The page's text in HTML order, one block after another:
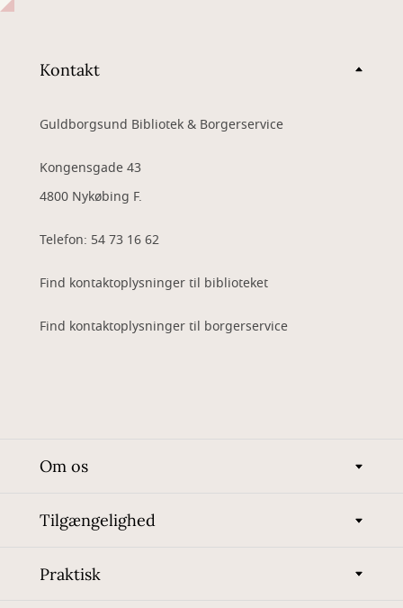
Kontakt
Guldborgsund Bibliotek & Borgerservice
Kongensgade 43
4800 Nykøbing F.
Telefon: 54 73 16 62
Find kontaktoplysninger til biblioteket
Find kontaktoplysninger til borgerservice
Om os
Tilgængelighed
Praktisk